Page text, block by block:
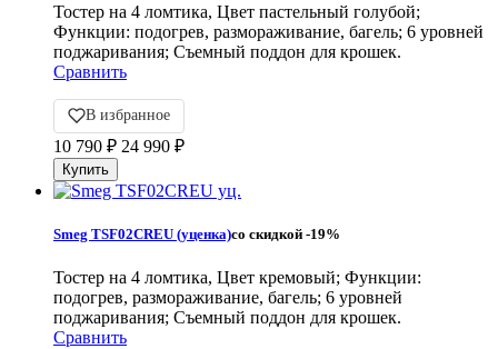
Тостер на 4 ломтика, Цвет пастельный голубой;
Функции: подогрев, размораживание, багель; 6 уровней
поджаривания; Съемный поддон для крошек.
Сравнить
В избранное
10 790 ₽ 24 990 ₽
Smeg TSF02CREU (уценка)со скидкой -19%
Тостер на 4 ломтика, Цвет кремовый; Функции:
подогрев, размораживание, багель; 6 уровней
поджаривания; Съемный поддон для крошек.
Сравнить